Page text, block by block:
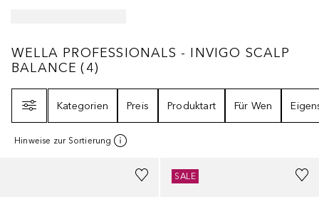
WELLA PROFESSIONALS - INVIGO SCALP
WELLA PROFESSIONALS - INVIGO SCALP
BALANCE (4)
Kategorien
Preis Produktart Für Wen
Hinweise zur Sortierung
Größe
SALE